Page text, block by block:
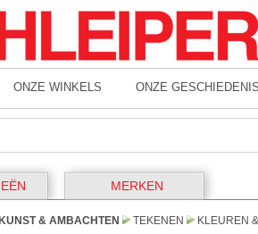
ONZE WINKELS ONZE
MERKEN
KUNST & AMBACHTEN TEKENEN KLEUREN